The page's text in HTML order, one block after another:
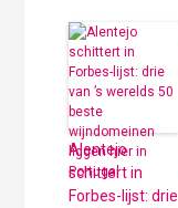
Alentejo
schittert in
Forbes-lijst: drie